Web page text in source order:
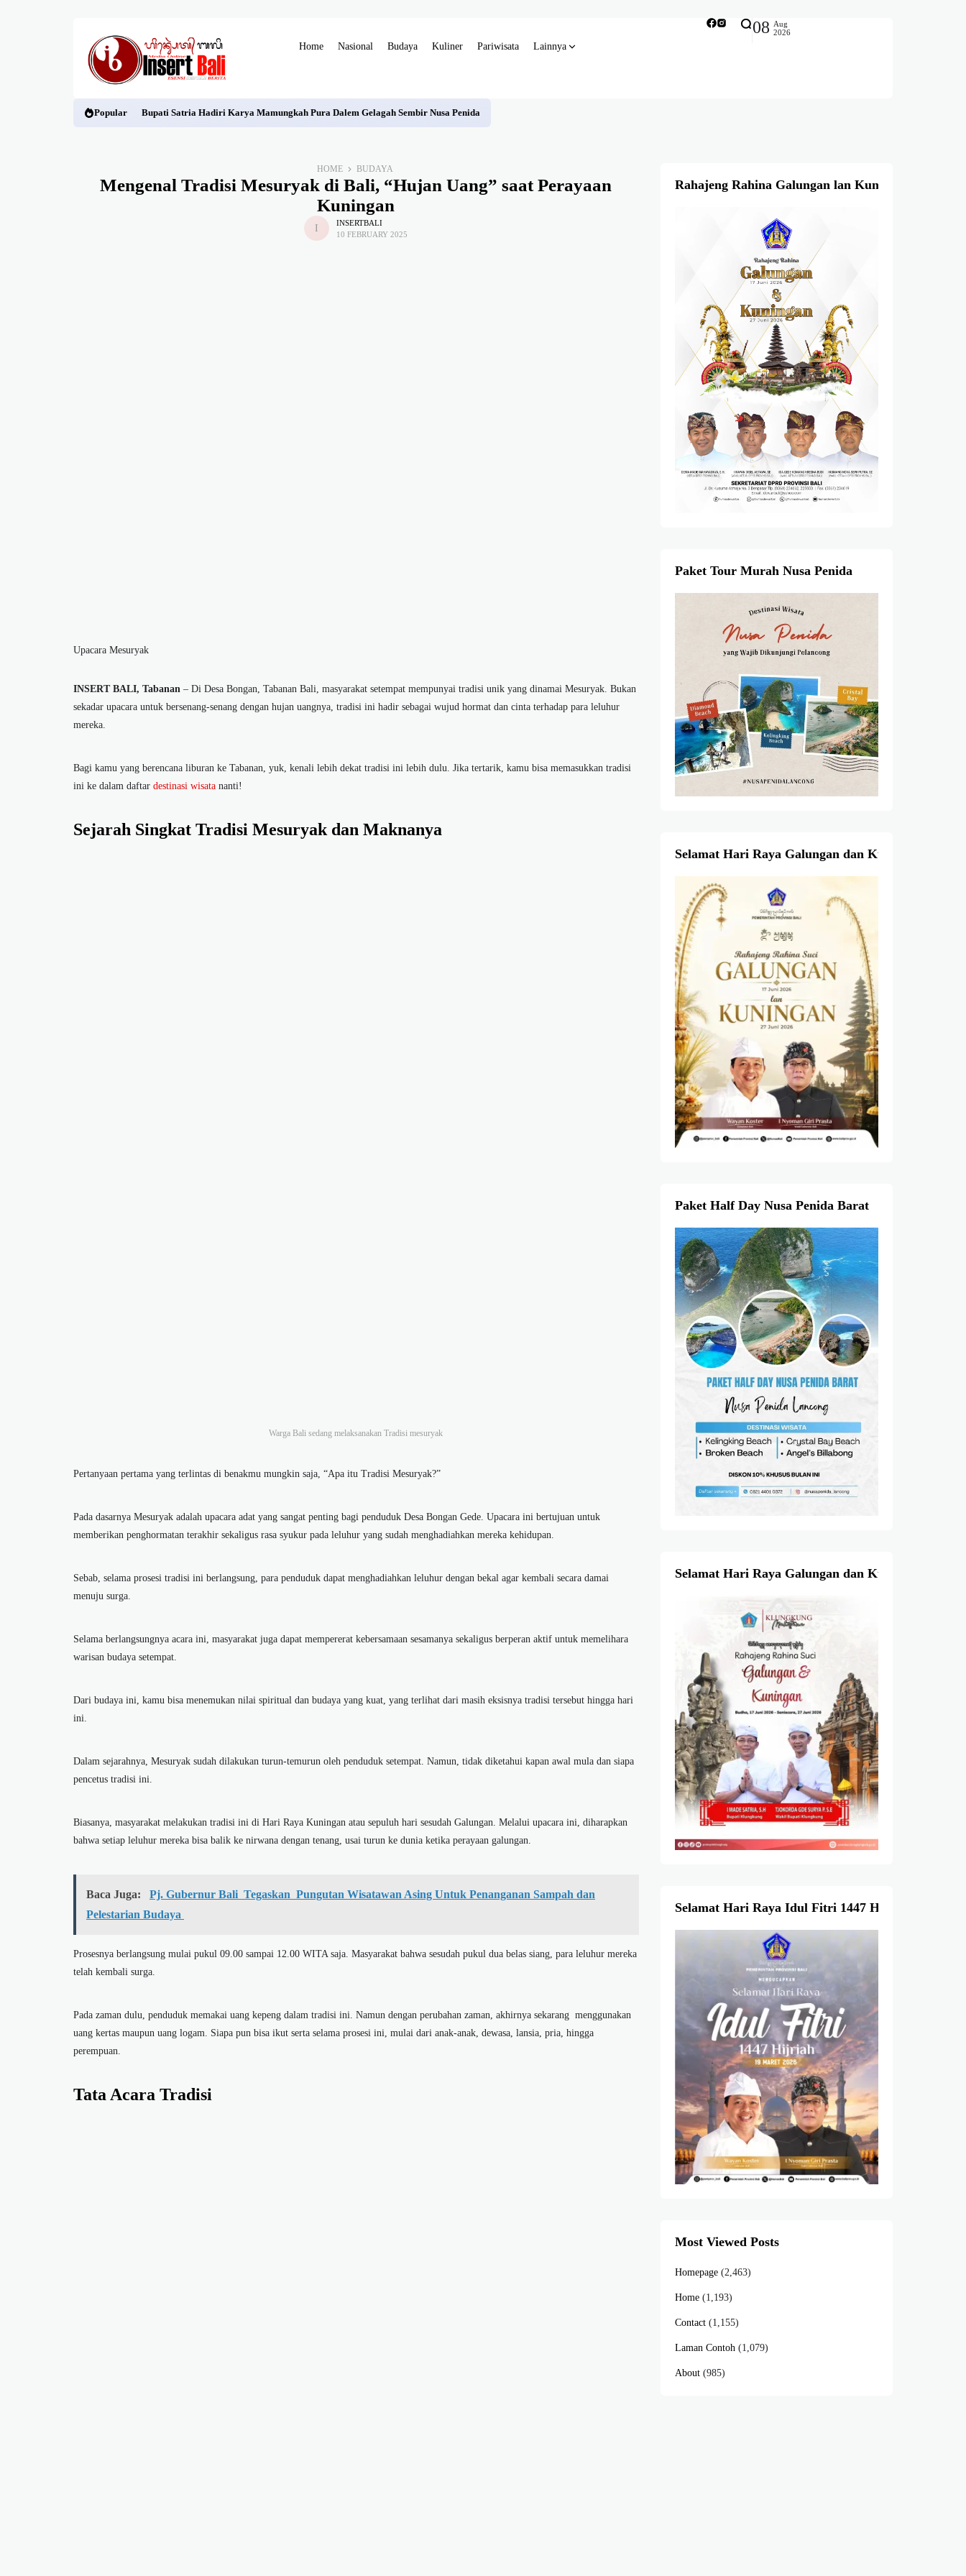
Home Nasional Budaya Kuliner Pariwisata Lainnya
08 Aug
2026
Popular Bupati Satria Hadiri Karya Mamungkah Pura Dalem Gelagah Sembir Nusa Penida
HOME BUDAYA
Mengenal Tradisi Mesuryak di Bali, “Hujan Uang” saat Perayaan
Kuningan
INSERTBALI
10 FEBRUARY 2025
Upacara Mesuryak
INSERT BALI, Tabanan – Di Desa Bongan, Tabanan Bali, masyarakat setempat mempunyai tradisi unik yang dinamai Mesuryak . Bukan
sekadar upacara untuk bersenang-senang dengan hujan uangnya, tradisi ini hadir sebagai wujud hormat dan cinta terhadap para leluhur
mereka.
Bagi kamu yang berencana liburan ke Tabanan, yuk, kenali lebih dekat tradisi ini lebih dulu. Jika tertarik, kamu bisa memasukkan tradisi
ini ke dalam daftar destinasi wisata nanti!
Sejarah Singkat Tradisi Mesuryak dan Maknanya
Warga Bali sedang melaksanakan Tradisi mesuryak
Pertanyaan pertama yang terlintas di benakmu mungkin saja, “Apa itu Tradisi Mesuryak?”
Pada dasarnya Mesuryak adalah upacara adat yang sangat penting bagi penduduk Desa Bongan Gede. Upacara ini bertujuan untuk
memberikan penghormatan terakhir sekaligus rasa syukur pada leluhur yang sudah menghadiahkan mereka kehidupan.
Sebab, selama prosesi tradisi ini berlangsung, para penduduk dapat menghadiahkan leluhur dengan bekal agar kembali secara damai
menuju surga.
Selama berlangsungnya acara ini, masyarakat juga dapat mempererat kebersamaan sesamanya sekaligus berperan aktif untuk memelihara
warisan budaya setempat.
Dari budaya ini, kamu bisa menemukan nilai spiritual dan budaya yang kuat, yang terlihat dari masih eksisnya tradisi tersebut hingga hari
ini.
Dalam sejarahnya, Mesuryak sudah dilakukan turun-temurun oleh penduduk setempat. Namun, tidak diketahui kapan awal mula dan siapa
pencetus tradisi ini.
Biasanya, masyarakat melakukan tradisi ini di Hari Raya Kuningan atau sepuluh hari sesudah Galungan. Melalui upacara ini, diharapkan
bahwa setiap leluhur mereka bisa balik ke nirwana dengan tenang, usai turun ke dunia ketika perayaan galungan.
Baca Juga:
Pj. Gubernur Bali Tegaskan Pungutan Wisatawan Asing Untuk Penanganan Sampah dan
Pelestarian Budaya
Prosesnya berlangsung mulai pukul 09.00 sampai 12.00 WITA saja. Masyarakat bahwa sesudah pukul dua belas siang, para leluhur mereka
telah kembali surga.
Pada zaman dulu, penduduk memakai uang kepeng dalam tradisi ini. Namun dengan perubahan zaman, akhirnya sekarang menggunakan
uang kertas maupun uang logam. Siapa pun bisa ikut serta selama prosesi ini, mulai dari anak-anak, dewasa, lansia, pria, hingga
perempuan.
Tata Acara Tradisi
Rahajeng Rahina Galungan lan Kuningan
Paket Tour Murah Nusa Penida
Selamat Hari Raya Galungan dan Kuningan
Paket Half Day Nusa Penida Barat
Selamat Hari Raya Galungan dan Kuningan
Selamat Hari Raya Idul Fitri 1447 Hijriah
Most Viewed Posts
Homepage (2,463)
Home (1,193)
Contact (1,155)
Laman Contoh (1,079)
About (985)